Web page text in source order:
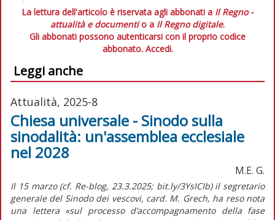
La lettura dell'articolo è riservata agli abbonati a Il Regno -
attualità e documentio a Il Regno digitale.
Gli abbonati possono autenticarsi con il proprio codice
abbonato. Accedi.
Leggi anche
Attualità, 2025-8
Chiesa universale - Sinodo sulla
sinodalità: un'assemblea ecclesiale
nel 2028
M.E. G.
Il 15 marzo (cf. Re-blog, 23.3.2025; bit.ly/3YsICIb) il segretario
generale del Sinodo dei vescovi, card. M. Grech, ha reso nota
una lettera «sul processo d’accompagnamento della fase